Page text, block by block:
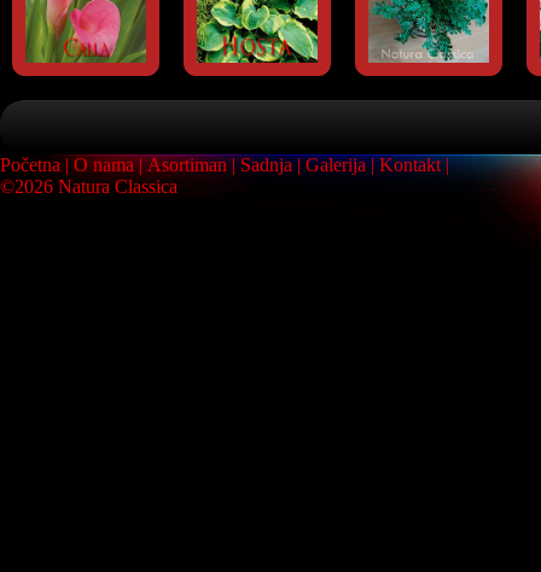
Početna O nama Asortiman Sadnja Galerija
Kontakt
©2026 Natura Classica